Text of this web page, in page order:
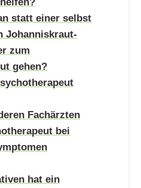
statt einer selbst
Johanniskraut-
zum
gehen?
Fachärzten
bei
hat ein